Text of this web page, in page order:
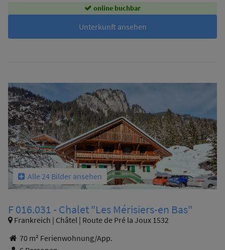
online buchbar
Unterkunft ansehen
Alle 24 Bilder ansehen
F 016.031 - Chalet "Les Mérisiers-en Bas"
Frankreich | Châtel | Route de Pré la Joux 1532
70 m² Ferienwohnung/App.